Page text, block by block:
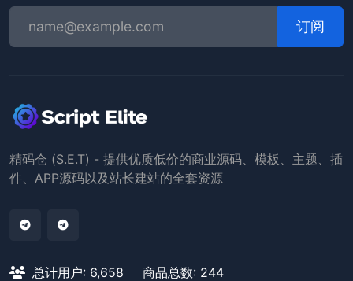
订阅
精码仓 (S.E.T) - 提供优质低价的商业源码、模板、主题、插
件、APP源码以及站长建站的全套资源
总计用户: 6,658 商品总数: 244